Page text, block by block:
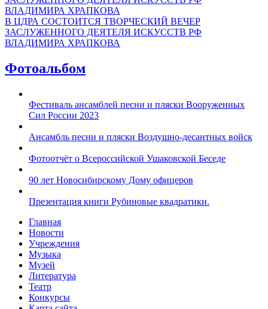
В ЦДРА СОСТОИТСЯ ТВОРЧЕСКИЙ ВЕЧЕР
ЗАСЛУЖЕННОГО ДЕЯТЕЛЯ ИСКУССТВ РФ
ВЛАДИМИРА ХРАПКОВА
Фотоальбом
Фестиваль ансамблей песни и пляски Вооруженных
Сил России 2023
Ансамбль песни и пляски Воздушно-десантных войск
Фотоотчёт о Всероссийской Ушаковской Беседе
90 лет Новосибирскому Дому офицеров
Презентация книги Рубиновые квадратики.
Главная
Новости
Учреждения
Музыка
Музей
Литература
Театр
Конкурсы